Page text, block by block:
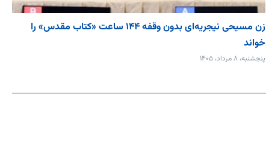
زن مسیحی نیجریه‌ای بدون وقفه ۱۴۴ ساعت «کتاب مقدس» را
خواند
پنجشنبه، ۸ مرداد، ۱۴۰۵